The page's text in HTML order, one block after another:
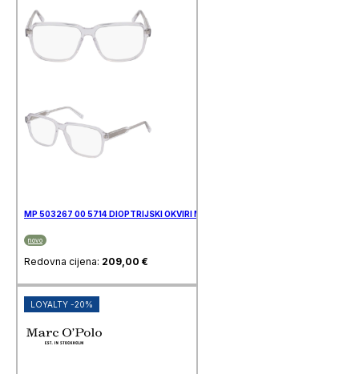
MP 503267 00 5714 DIOPTRIJSKI OKVIRI MARC O’POLO
novo
Redovna cijena: 209,00 €
LOYALTY -20%